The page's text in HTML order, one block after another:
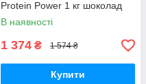
Protein Power 1 кг шоколад
В наявності
1 374 ₴ 1 574 ₴
Купити